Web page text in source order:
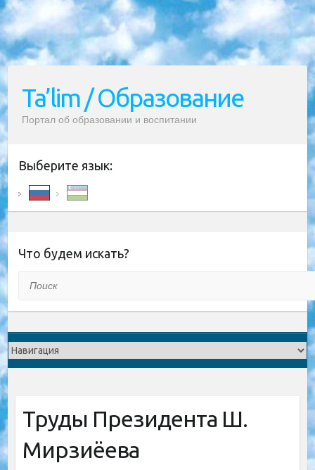
Ta’lim / Образование
Портал об образовании и воспитании
Выберите язык:
Что будем искать?
Труды Президента Ш.
Мирзиёева